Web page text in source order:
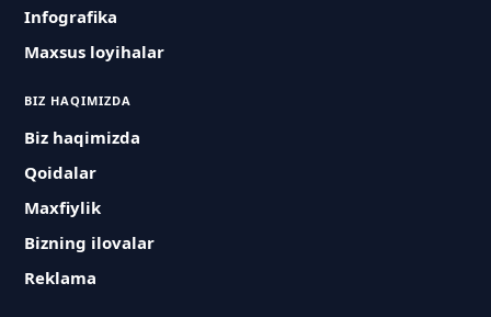
Infografika
Maxsus loyihalar
BIZ HAQIMIZDA
Biz haqimizda
Qoidalar
Maxfiylik
Bizning ilovalar
Reklama